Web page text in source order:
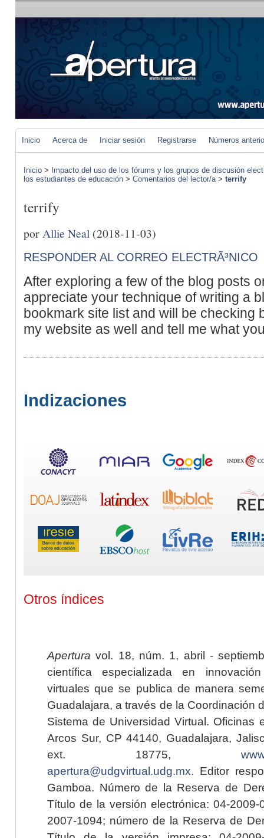
Inicio Acerca de Iniciar sesión Registrarse Números
Inicio > Impacto del uso de los fórums y los grupos de discusión
los estudiantes de educación > Comentarios del lector/a> terrify
terrify
por Allie Neal (2018-11-03)
RESPONDER AL CORREO ELECTRÃ³NICO
After exploring a few of the blog posts
appreciate your technique of writing a
bookmark site list and will be checking
my website as well and tell me what
Indizaciones
Otros índices
Apertura vol. 18, núm. 1, abril -
científica especializada en
virtuales que se publica de manera
Guadalajara, a través de la Coordinación
Sistema de Universidad Virtual. Oficinas
Arcos Sur, CP 44140, Guadalajara,
ext. 18775,
apertura@udgvirtual.udg.mx. Editor
Gamboa. Número de la Reserva de
Título de la versión electrónica: 04-2009-
2007-1094; número de la Reserva de